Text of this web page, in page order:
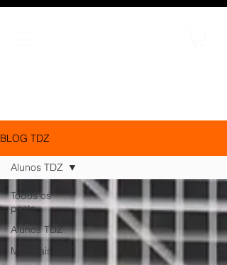
BLOG TDZ
Todos os
posts
Alunos TDZ
Materiais TDZ
Alunos TDZ